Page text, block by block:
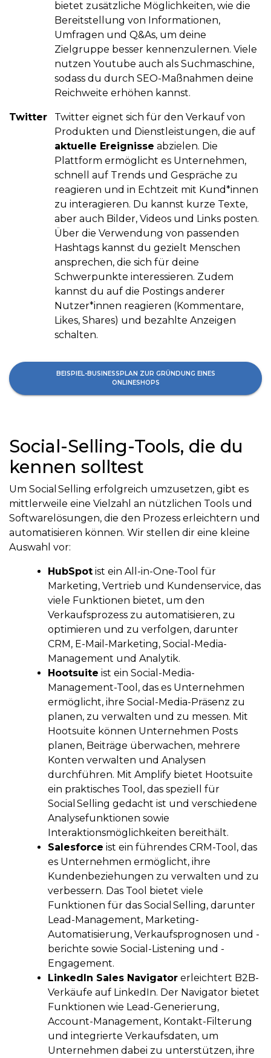
bietet zusätzliche Möglichkeiten, wie die
Bereitstellung von Informationen,
Umfragen und Q&As, um deine
Zielgruppe besser kennenzulernen. Viele
nutzen Youtube auch als Suchmaschine,
sodass du durch SEO-Maßnahmen deine
Reichweite erhöhen kannst.
Twitter
Twitter eignet sich für den Verkauf von
Produkten und Dienstleistungen, die auf
aktuelle Ereignisse abzielen. Die
Plattform ermöglicht es Unternehmen,
schnell auf Trends und Gespräche zu
reagieren und in Echtzeit mit Kund*innen
zu interagieren. Du kannst kurze Texte,
aber auch Bilder, Videos und Links posten.
Über die Verwendung von passenden
Hashtags kannst du gezielt Menschen
ansprechen, die sich für deine
Schwerpunkte interessieren. Zudem
kannst du auf die Postings anderer
Nutzer*innen reagieren (Kommentare,
Likes, Shares) und bezahlte Anzeigen
schalten.
BEISPIEL-BUSINESSPLAN ZUR GRÜNDUNG EINES
ONLINESHOPS
Social-Selling-Tools, die du
kennen solltest
Um Social Selling erfolgreich umzusetzen, gibt es
mittlerweile eine Vielzahl an nützlichen Tools und
Softwarelösungen, die den Prozess erleichtern und
automatisieren können. Wir stellen dir eine kleine
Auswahl vor:
HubSpot ist ein All-in-One-Tool für
Marketing, Vertrieb und Kundenservice, das
viele Funktionen bietet, um den
Verkaufsprozess zu automatisieren, zu
optimieren und zu verfolgen, darunter
CRM, E-Mail-Marketing, Social-Media-
Management und Analytik.
Hootsuite ist ein Social-Media-
Management-Tool, das es Unternehmen
ermöglicht, ihre Social-Media-Präsenz zu
planen, zu verwalten und zu messen. Mit
Hootsuite können Unternehmen Posts
planen, Beiträge überwachen, mehrere
Konten verwalten und Analysen
durchführen. Mit Amplify bietet Hootsuite
ein praktisches Tool, das speziell für
Social Selling gedacht ist und verschiedene
Analysefunktionen sowie
Interaktionsmöglichkeiten bereithält.
Salesforce ist ein führendes CRM-Tool, das
es Unternehmen ermöglicht, ihre
Kundenbeziehungen zu verwalten und zu
verbessern. Das Tool bietet viele
Funktionen für das Social Selling, darunter
Lead-Management, Marketing-
Automatisierung, Verkaufsprognosen und -
berichte sowie Social-Listening und -
Engagement.
LinkedIn Sales Navigator erleichtert B2B-
Verkäufe auf LinkedIn. Der Navigator bietet
Funktionen wie Lead-Generierung,
Account-Management, Kontakt-Filterung
und integrierte Verkaufsdaten, um
Unternehmen dabei zu unterstützen, ihre